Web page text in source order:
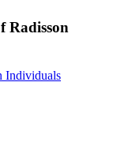
Radisson
Individuals